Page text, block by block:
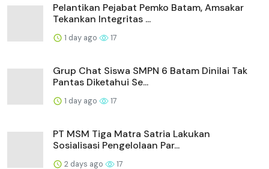
Pelantikan Pejabat Pemko Batam, Amsakar
Tekankan Integritas ...
1 day ago 17
Grup Chat Siswa SMPN 6 Batam Dinilai Tak
Pantas Diketahui Se...
1 day ago 17
PT MSM Tiga Matra Satria Lakukan
Sosialisasi Pengelolaan Par...
2 days ago 17